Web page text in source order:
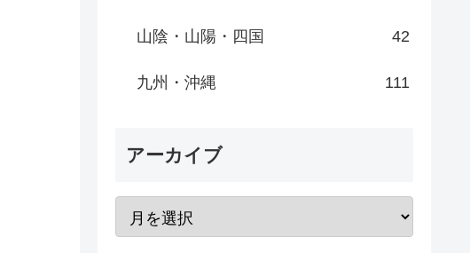
山陰・山陽・四国 42
九州・沖縄 111
アーカイブ